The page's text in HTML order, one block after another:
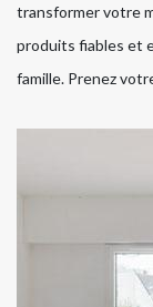
transformer votre
produits fiables et
famille. Prenez